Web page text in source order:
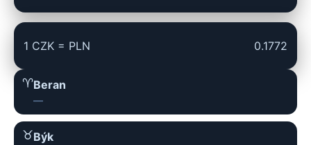
1 CZK = PLN 0.1772
♈︎Beran
—
♉︎Býk